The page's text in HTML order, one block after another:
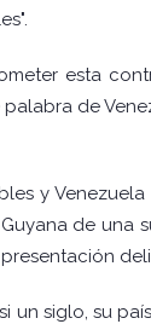
esta
de
y
de
siglo, su